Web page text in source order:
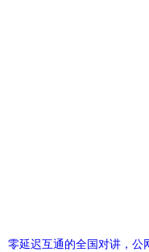
延迟互通的全国对讲，